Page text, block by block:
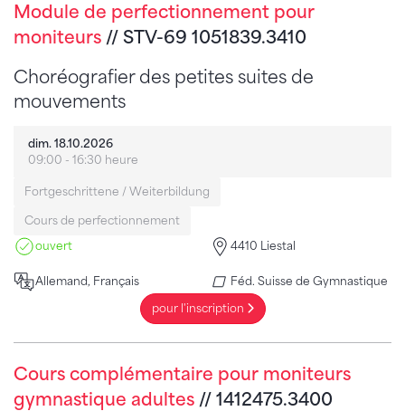
Module de perfectionnement pour
moniteurs // STV-69 1051839.3410
Choréografier des petites suites de
mouvements
dim. 18.10.2026
09:00 - 16:30 heure
Fortgeschrittene / Weiterbildung
Cours de perfectionnement
ouvert
4410 Liestal
Allemand, Français
Féd. Suisse de Gymnastique
pour l'inscription
Cours complémentaire pour moniteurs
gymnastique adultes // 1412475.3400